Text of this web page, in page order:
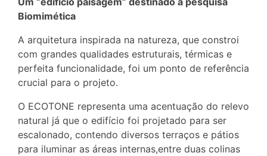
Biomimética
A arquitetura inspirada na natureza, que constroi
com grandes qualidades estruturais, térmicas e
perfeita funcionalidade, foi um ponto de referência
crucial para o projeto.
O ECOTONE representa uma acentuação do relevo
natural já que o edifício foi projetado para ser
escalonado, contendo diversos terraços e pátios
para iluminar as áreas internas,entre duas colinas